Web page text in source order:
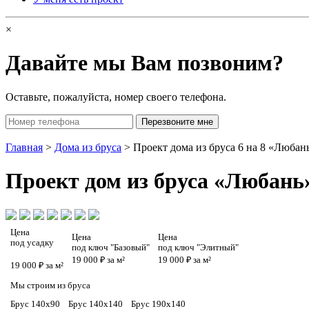
×
Давайте мы Вам позвоним?
Оставьте, пожалуйста, номер своего телефона.
Главная > Дома из бруса > Проект дома из бруса 6 на 8
Проект дом из бруса
Цена
под усадку
19 000 ₽ за м²
Цена
под ключ "Базовый"
19 000 ₽ за м²
Цена
под ключ "Элитный"
19 000 ₽ за м²
Мы строим из бруса
Брус 140х90
Брус 140х140 Брус 190х140